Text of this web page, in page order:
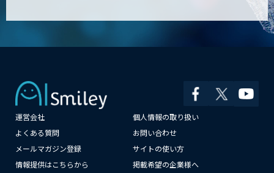
運営会社
個人情報の取り扱い
よくある質問
お問い合わせ
メールマガジン登録
サイトの使い方
情報提供はこちらから
掲載希望の企業様へ